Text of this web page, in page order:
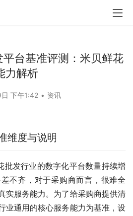
台基准评测：米贝鲜花
力解析
下午1:42 • 资讯
维度与说明
批发行业的数字化平台数量持续增
不齐，对于采购商而言，很难全
实服务能力。为了给采购商提供清
业通用的核心服务能力为基准，设